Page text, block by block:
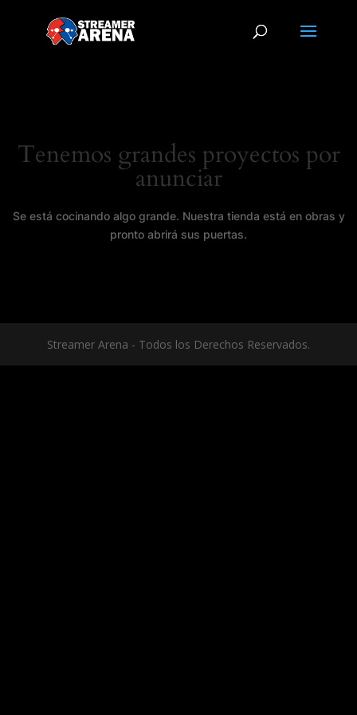
Tenemos grandes proyectos por
anunciar
Se está cocinando algo grande. Nuestra tienda está en obras y
pronto abrirá sus puertas.
Streamer Arena - Todos los Derechos Reservados.